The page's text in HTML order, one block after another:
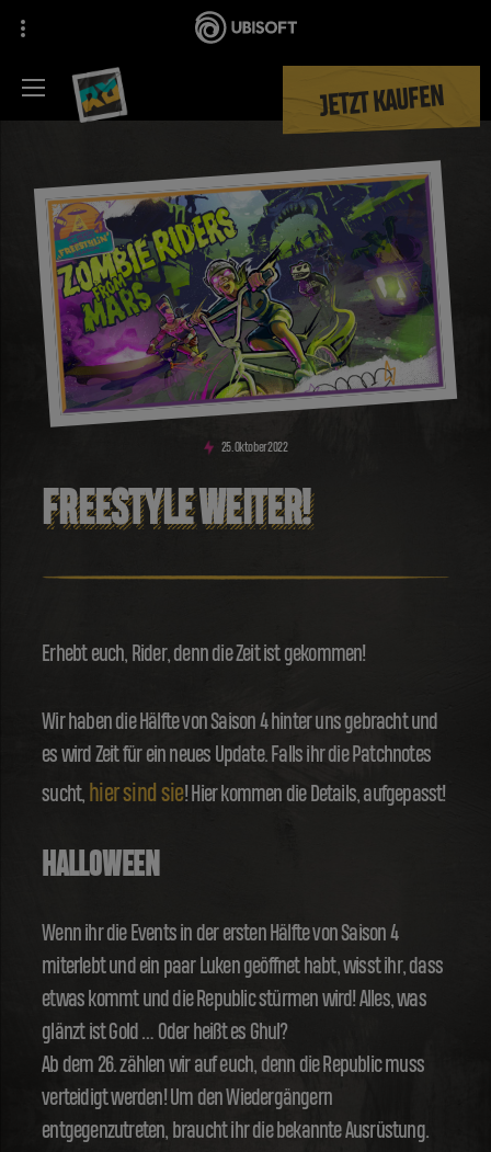
JETZT KAUFEN
25.Oktober2022
FREESTYLE WEITER!
Erhebt euch, Rider, denn die Zeit ist gekommen!
Wir haben die Hälfte von Saison 4 hinter uns gebracht und
es wird Zeit für ein neues Update. Falls ihr die Patchnotes
sucht, hier sind sie! Hier kommen die Details, aufgepasst!
HALLOWEEN
Wenn ihr die Events in der ersten Hälfte von Saison 4
miterlebt und ein paar Luken geöffnet habt, wisst ihr, dass
etwas kommt und die Republic stürmen wird! Alles, was
glänzt ist Gold … Oder heißt es Ghul?
Ab dem 26. zählen wir auf euch, denn die Republic muss
verteidigt werden! Um den Wiedergängern
entgegenzutreten, braucht ihr die bekannte Ausrüstung.